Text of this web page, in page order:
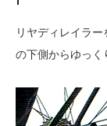
リヤディレイラ
の下側からゆっく